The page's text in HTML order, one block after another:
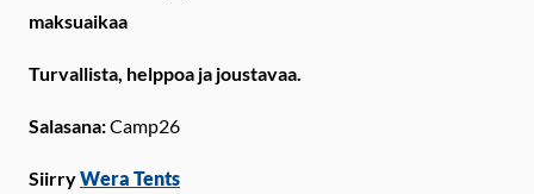
maksuaikaa
Turvallista, helppoa ja joustavaa.
Salasana:Camp26
SiirryWera Tents